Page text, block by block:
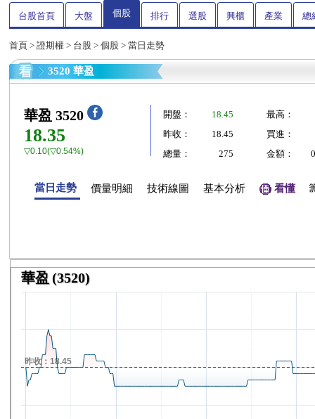
台股首頁 大盤 個股 排行 選股 興櫃 產業 總
首頁 > 證期權 > 台股 > 個股 > 當日走勢
3520 華盈
華盈 3520
18.35
▽0.10(▽0.54%)
開盤： 18.45
最高：
昨收：
18.45
買進：
總量：
275 金額：
當日走勢 價量明細 技術線圖 基本分析 看懂